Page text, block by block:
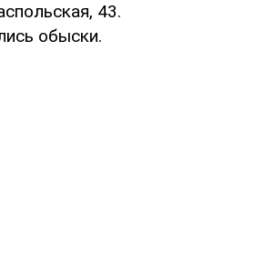
43.
обыски.